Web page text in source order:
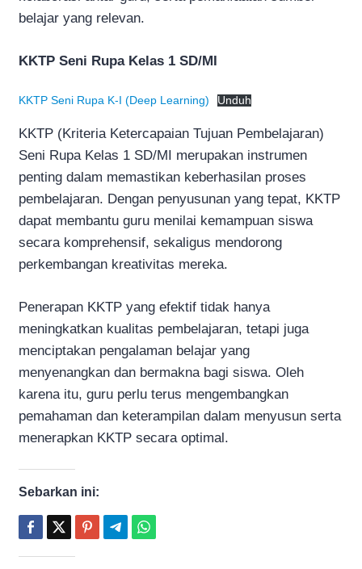
belajar yang relevan.
KKTP Seni Rupa Kelas 1 SD/MI
KKTP Seni Rupa K-I (Deep Learning) Unduh
KKTP (Kriteria Ketercapaian Tujuan Pembelajaran)
Seni Rupa Kelas 1 SD/MI merupakan instrumen
penting dalam memastikan keberhasilan proses
pembelajaran. Dengan penyusunan yang tepat, KKTP
dapat membantu guru menilai kemampuan siswa
secara komprehensif, sekaligus mendorong
perkembangan kreativitas mereka.
Penerapan KKTP yang efektif tidak hanya
meningkatkan kualitas pembelajaran, tetapi juga
menciptakan pengalaman belajar yang
menyenangkan dan bermakna bagi siswa. Oleh
karena itu, guru perlu terus mengembangkan
pemahaman dan keterampilan dalam menyusun serta
menerapkan KKTP secara optimal.
Sebarkan ini: